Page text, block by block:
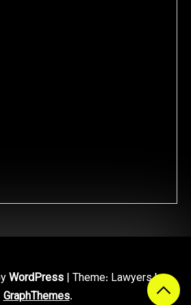
WordPress | Theme: Lawyers by
GraphThemes.